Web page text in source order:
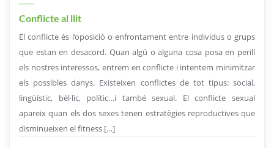
Conflicte al llit
El conflicte és l’oposició o enfrontament entre individus o grups
que estan en desacord. Quan algú o alguna cosa posa en perill
els nostres interessos, entrem en conflicte i intentem minimitzar
els possibles danys. Existeixen conflictes de tot tipus: social,
lingüístic, bèl·lic, polític…i també sexual. El conflicte sexual
apareix quan els dos sexes tenen estratègies reproductives que
disminueixen el fitness […]